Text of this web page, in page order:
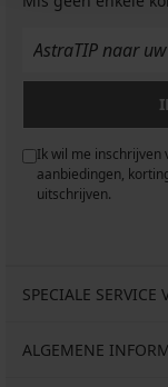
Ik wil me
aanbiedingen,
uitschrijven.
SPECIALE SERVICE
ALGEMENE